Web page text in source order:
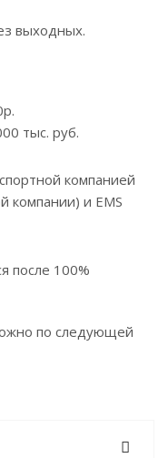
выходных.
тыс. руб.
компанией
компании) и EMS
после 100%
по следующей